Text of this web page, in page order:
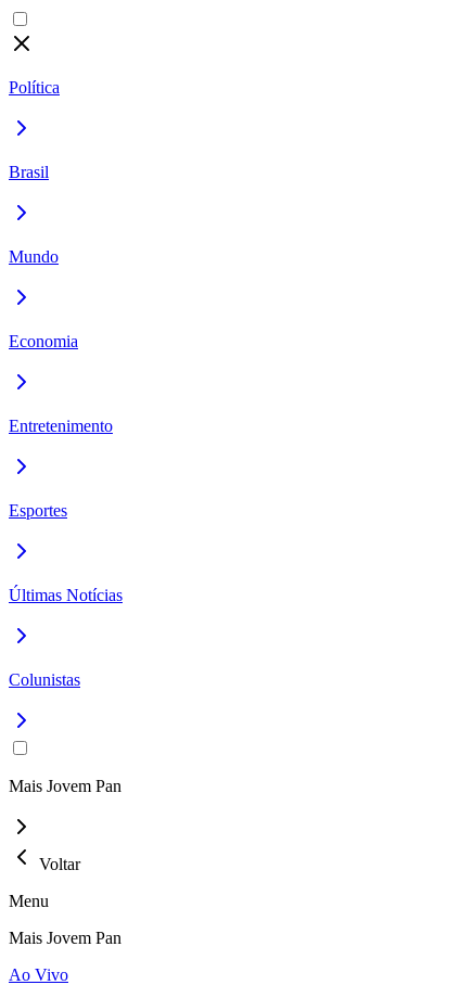
Política
Brasil
Mundo
Economia
Entretenimento
Esportes
Últimas Notícias
Colunistas
Mais Jovem Pan
Voltar
Menu
Mais Jovem Pan
Ao Vivo